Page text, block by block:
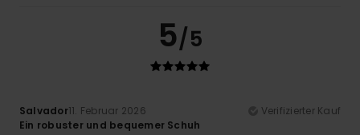
5/5
Salvador11. Februar 2026
Verifizierter Kauf
Ein robuster und bequemer Schuh